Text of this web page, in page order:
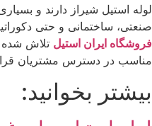
لوله استیل شیراز دارند و
صنعتی، ساختمانی و حتی
فروشگاه ایران استیل تلاش شده
مناسب در دسترس مشتریان
بیشتر بخوانید: